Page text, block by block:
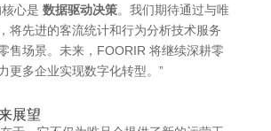
心是 数据驱动决策。我们期待通过与唯
将先进的客流统计和行为分析技术服务
售场景。未来，FOORIR 将继续深耕零
更多企业实现数字化转型。”
展望